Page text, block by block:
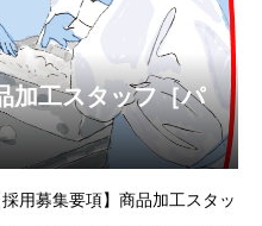
加工スタッフ［パ
募集要項】商品加工スタッ